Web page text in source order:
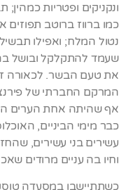
ונקניקים ופטריות
כמו ברווז ברוטב
נטול המלח; ואפילו
שעמד להתקלקל ובושל
את טעם הבשר. לכאורה
המרקם החברתי של
אף שהיתה אחת הערים
כבר מימי הביניים,
עשירים בני עשירים,
וחיו בה עניים מרודים
כשתתיישבו במסעדה